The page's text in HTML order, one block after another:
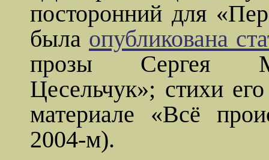
посторонний для
была опубликована
прозы Сергея
Цесельчук»; стихи
материале «Всё
2004-м).